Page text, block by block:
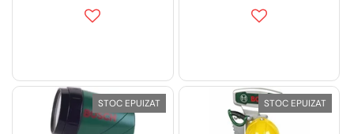
STOC EPUIZAT STOC EPUIZAT